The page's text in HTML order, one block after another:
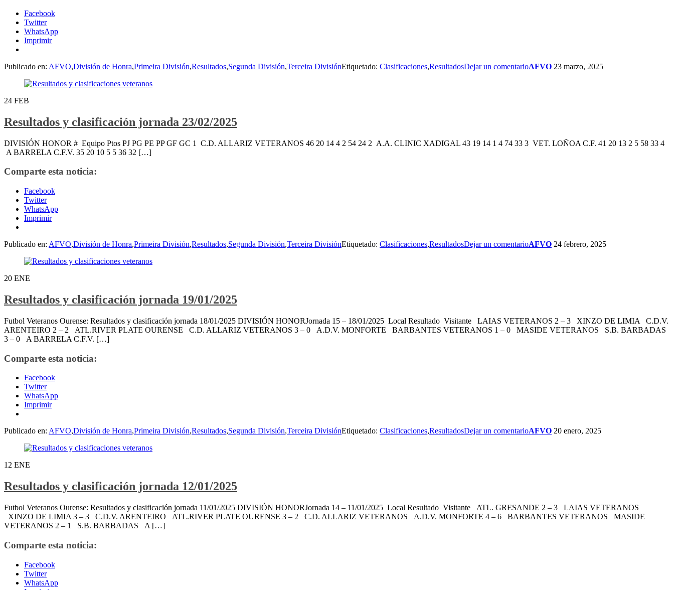
Facebook
Twitter
WhatsApp
Imprimir
Publicado en: AFVO,División de Honra,Primeira División,Resultados,Segunda División,Terceira DivisiónEtiquetado: Clasificaciones,ResultadosDejar un comentarioAFVO 23 marzo, 2025
24 FEB
Resultados y clasificación jornada 23/02/2025
DIVISIÓN HONOR # Equipo Ptos PJ PG PE PP GF GC 1 C.D. ALLARIZ VETERANOS 46 20 14 4 2 54 24 2 A.A. CLINIC XADIGAL 43 19 14 1 4 74 33 3 VET. LOÑOA C.F. 41 20 13 2 5 58 33 4
A BARRELA C.F.V. 35 20 10 5 5 36 32 […]
Comparte esta noticia:
Facebook
Twitter
WhatsApp
Imprimir
Publicado en: AFVO,División de Honra,Primeira División,Resultados,Segunda División,Terceira DivisiónEtiquetado: Clasificaciones,ResultadosDejar un comentarioAFVO 24 febrero, 2025
20 ENE
Resultados y clasificación jornada 19/01/2025
Futbol Veteranos Ourense: Resultados y clasificación jornada 18/01/2025 DIVISIÓN HONORJornada 15 – 18/01/2025 Local Resultado Visitante LAIAS VETERANOS 2 – 3 XINZO DE LIMIA C.D.V.
ARENTEIRO 2 – 2 ATL.RIVER PLATE OURENSE C.D. ALLARIZ VETERANOS 3 – 0 A.D.V. MONFORTE BARBANTES VETERANOS 1 – 0 MASIDE VETERANOS S.B. BARBADAS
3 – 0 A BARRELA C.F.V. […]
Comparte esta noticia:
Facebook
Twitter
WhatsApp
Imprimir
Publicado en: AFVO,División de Honra,Primeira División,Resultados,Segunda División,Terceira DivisiónEtiquetado: Clasificaciones,ResultadosDejar un comentarioAFVO 20 enero, 2025
12 ENE
Resultados y clasificación jornada 12/01/2025
Futbol Veteranos Ourense: Resultados y clasificación jornada 11/01/2025 DIVISIÓN HONORJornada 14 – 11/01/2025 Local Resultado Visitante ATL. GRESANDE 2 – 3 LAIAS VETERANOS
XINZO DE LIMIA 3 – 3 C.D.V. ARENTEIRO ATL.RIVER PLATE OURENSE 3 – 2 C.D. ALLARIZ VETERANOS A.D.V. MONFORTE 4 – 6 BARBANTES VETERANOS MASIDE
VETERANOS 2 – 1 S.B. BARBADAS A […]
Comparte esta noticia:
Facebook
Twitter
WhatsApp